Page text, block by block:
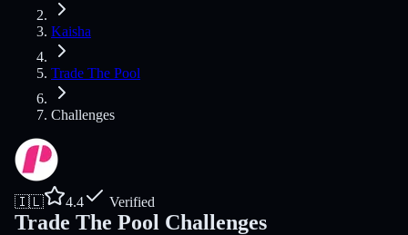
Kaisha
Trade The Pool
Challenges
🇮🇱 4.4 Verified
Trade The Pool Challenges